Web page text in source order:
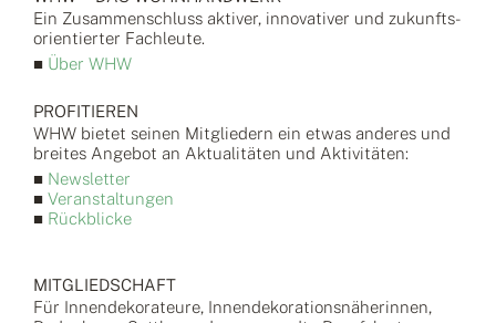
Ein Zusammen­schluss aktiver, inno­vativer und zukunfts­
orientierter Fach­leute.
■ Über WHW
PROFITIEREN
WHW bietet seinen Mitgliedern ein etwas anderes und
breites Angebot an Aktualitäten und Aktivitäten:
■ Newsletter
■ Veranstaltungen
■ Rückblicke
MITGLIEDSCHAFT
Für Innendekorateure, Innendekorationsnäherinnen,